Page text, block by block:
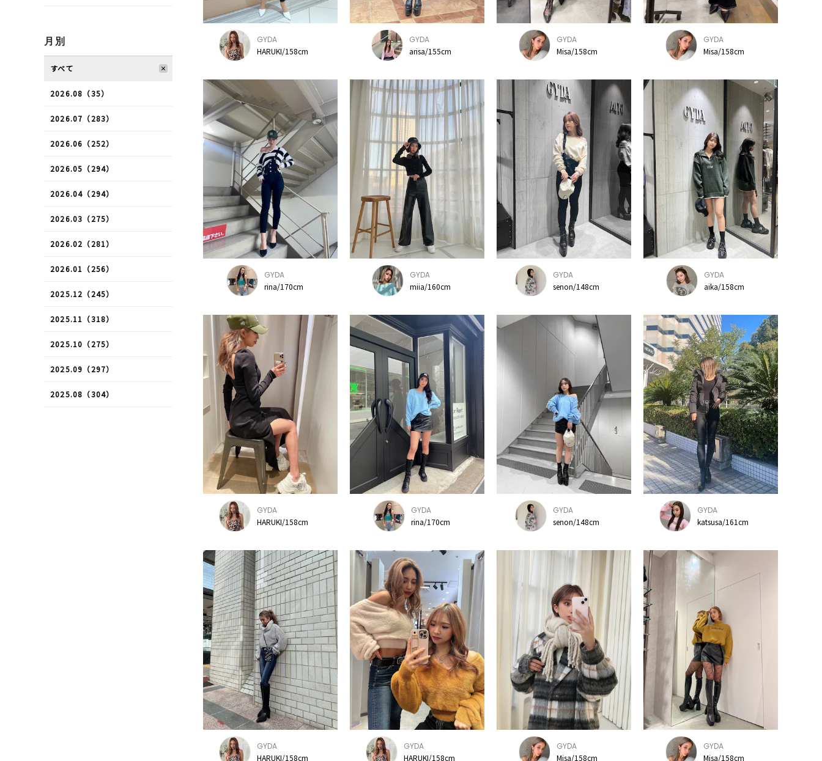
GYDA
HARUKI/158cm
GYDA
arisa/155cm
GYDA
Misa/158cm
GYDA
Misa/158cm
GYDA
rina/170cm
GYDA
miia/160cm
GYDA
senon/148cm
GYDA
aika/158cm
GYDA
HARUKI/158cm
GYDA
rina/170cm
GYDA
senon/148cm
GYDA
katsusa/161cm
GYDA
HARUKI/158cm
GYDA
HARUKI/158cm
GYDA
Misa/158cm
GYDA
Misa/158cm
月別
すべて
2026.08（35）
2026.07（283）
2026.06（252）
2026.05（294）
2026.04（294）
2026.03（275）
2026.02（281）
2026.01（256）
2025.12（245）
2025.11（318）
2025.10（275）
2025.09（297）
2025.08（304）